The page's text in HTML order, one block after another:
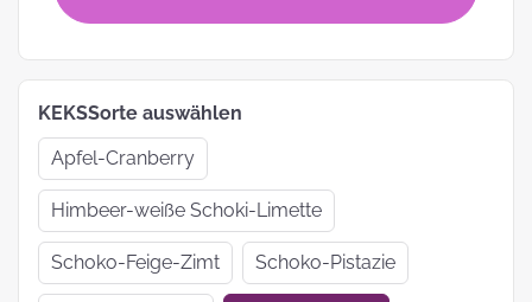
KEKSSorte auswählen
Apfel-Cranberry
Himbeer-weiße Schoki-Limette
Schoko-Feige-Zimt Schoko-Pistazie